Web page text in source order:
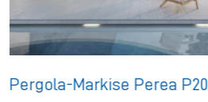
Pergola-Markise Perea P20